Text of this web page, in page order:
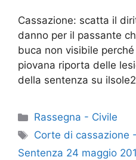
Cassazione: scatta il
danno per il passante
buca non visibile
piovana riporta delle
della sentenza su
Categorie
Rassegna - Civile
Tag
Corte di cassazione
Sentenza 24 maggio